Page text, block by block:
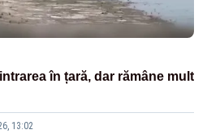
în țară, dar rămâne mult
13:02